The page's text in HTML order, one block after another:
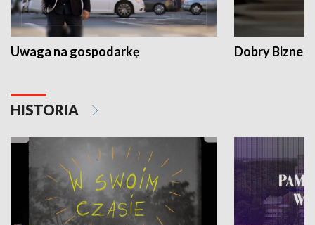
Uwaga na gospodarkę Dobry Biznes
HISTORIA